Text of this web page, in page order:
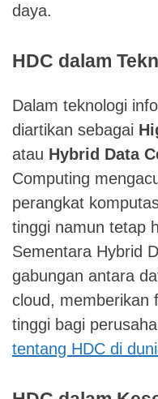
daya.
HDC dalam
Dalam teknologi
diartikan sebagai
atau Hybrid Data
Computing
perangkat
tinggi namun tetap
Sementara Hybrid
gabungan antara
cloud, memberikan
tinggi bagi
tentang HDC di